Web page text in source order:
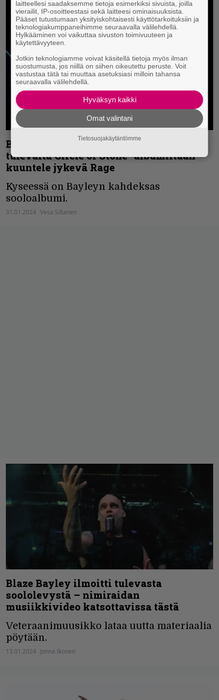
Blaze Bayley julkaisi uuden näytteen
tulevalta Circle of Stone -albumiltaan –
kuuntele jykevä Rage
Kyseessä on Bayleyn kahdeksas
sooloalbumi.
31.01.2024 Vesa Siltanen
Blaze Bayley ilmoitti tulevasta
soololevystä – nimiraidan
musiikkivideo katsottavissa tästä
Veteraanimuusikko lataa uutta materiaalia
pöytään.
13.01.2024 Jonna Ikonen
laitteellesi saadaksemme tietoja esimerkiksi sivuista, joilla
vierailit, IP-osoitteestasi sekä laitteesi ominaisuuksista.
Pääset tutustumaan yksityiskohtaisesti käyttötarkoituksiin ja
teknologiakumppaneihimme seuraavalla välilehdellä.
Hylkääminen voi vaikuttaa sivuston toimivuuteen ja
käytettävyyteen.
Jotkin teknologiamme voivat käsitellä tietoja myös ilman
suostumusta, jos niillä on siihen oikeutettu peruste. Voit
vastustaa tätä tai muuttaa asetuksiasi milloin tahansa
seuraavalla välilehdellä.
Hyväksyn kaikki
Omat valintani
Tietosuojakäytäntömme